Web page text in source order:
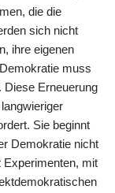
die die
sich nicht
ihre eigenen
muss
Diese Erneuerung
Sie beginnt
Demokratie nicht
mit